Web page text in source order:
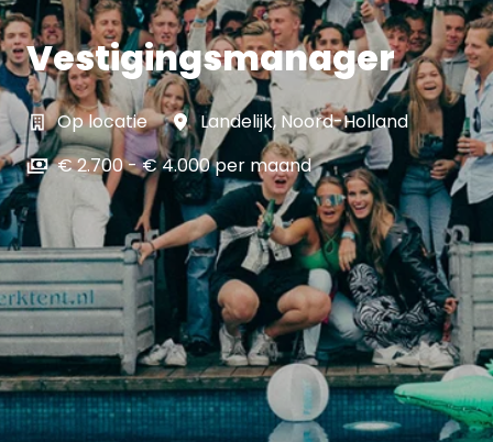
Vestigingsmanager
Op locatie Landelijk, Noord-Holland
€ 2.700 - € 4.000 per maand